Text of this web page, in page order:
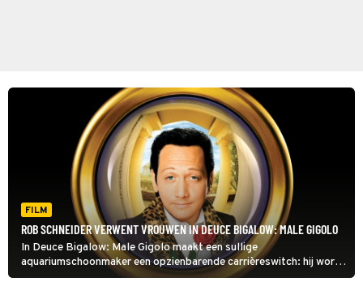
FILM
ROB SCHNEIDER VERWENT VROUWEN IN DEUCE BIGALOW: MALE GIGOLO
In Deuce Bigalow: Male Gigolo maakt een sullige
aquariumschoonmaker een opzienbarende carrièreswitch: hij wordt
gigolo. Het kan haast niet anders of dat gaat een spervuur aan